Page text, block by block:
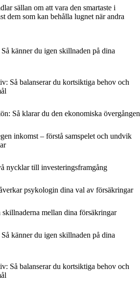
sällan om att vara den smartaste i
dem som kan behålla lugnet när andra
känner du igen skillnaden på dina
Så balanserar du kortsiktiga behov och
Så klarar du den ekonomiska övergången
inkomst – förstå samspelet och undvik
nycklar till investeringsframgång
psykologin dina val av försäkringar
mellan dina försäkringar
känner du igen skillnaden på dina
Så balanserar du kortsiktiga behov och